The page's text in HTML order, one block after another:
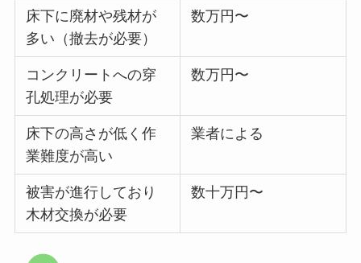
床下に廃材や残材が
多い（撤去が必要）
数万円〜
コンクリートへの穿
孔処理が必要
数万円〜
床下の高さが低く作
業難度が高い
業者による
被害が進行しており
木材交換が必要
数十万円〜